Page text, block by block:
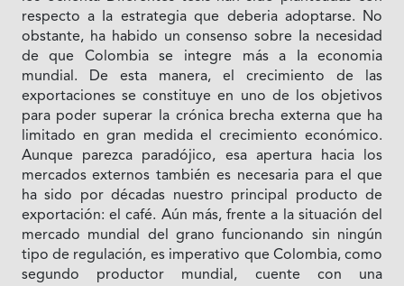
respecto a Ia estrategia que deberia adoptarse. No
obstante, ha habido un consenso sobre Ia necesidad
de que Colombia se integre más a Ia economia
mundial. De esta manera, el crecimiento de las
exportaciones se constituye en uno de los objetivos
para poder superar la crónica brecha externa que ha
limitado en gran medida el crecimiento económico.
Aunque parezca paradójico, esa apertura hacia los
mercados externos también es necesaria para el que
ha sido por décadas nuestro principal producto de
exportación: el café. Aún más, frente a la situación del
mercado mundial del grano funcionando sin ningún
tipo de regulación, es imperativo que Colombia, como
segundo productor mundial, cuente con una